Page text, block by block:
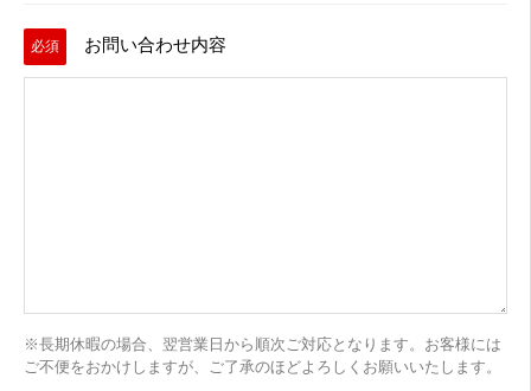
必須 お問い合わせ内容
※長期休暇の場合、翌営業日から順次ご対応となります。お客様には
ご不便をおかけしますが、ご了承のほどよろしくお願いいたします。